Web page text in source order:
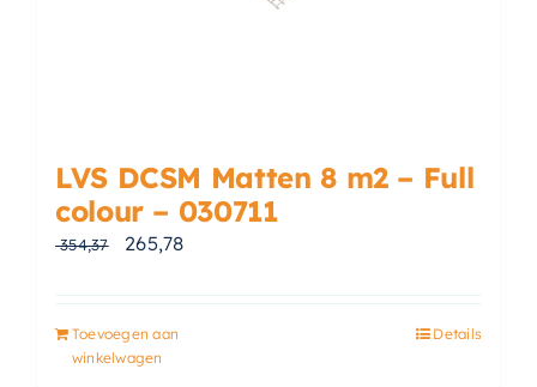
LVS DCSM Matten 8 m2 – Full
colour – 030711
354,37 Oorspronkelijke prijs was: € 354,37.
265,78Huidige prijs is: € 265,78.
Toevoegen aan
winkelwagen
Details